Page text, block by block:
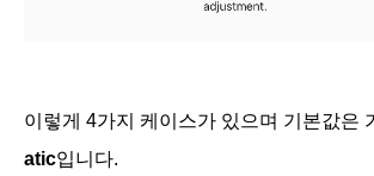
이렇게 4가지 케이스가 있으며 기본값은
atic입니다.